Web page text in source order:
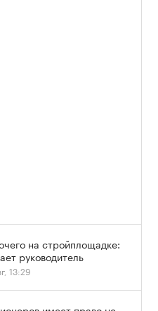
на стройплощадке:
руководитель
13:29